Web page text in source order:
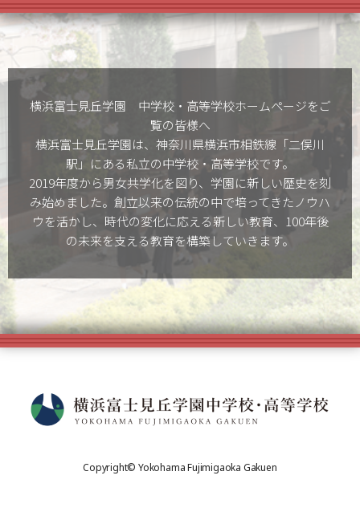
横浜富士見丘学園 中学校・高等学校ホームぺージをご
覧の皆様へ
横浜富士見丘学園は、神奈川県横浜市相鉄線「二俣川
駅」にある私立の中学校・高等学校です。
2019年度から男女共学化を図り、学園に新しい歴史を刻
み始めました。創立以来の伝統の中で培ってきたノウハ
ウを活かし、時代の変化に応える新しい教育、100年後
の未来を支える教育を構築していきます。
Copyright© Yokohama Fujimigaoka Gakuen